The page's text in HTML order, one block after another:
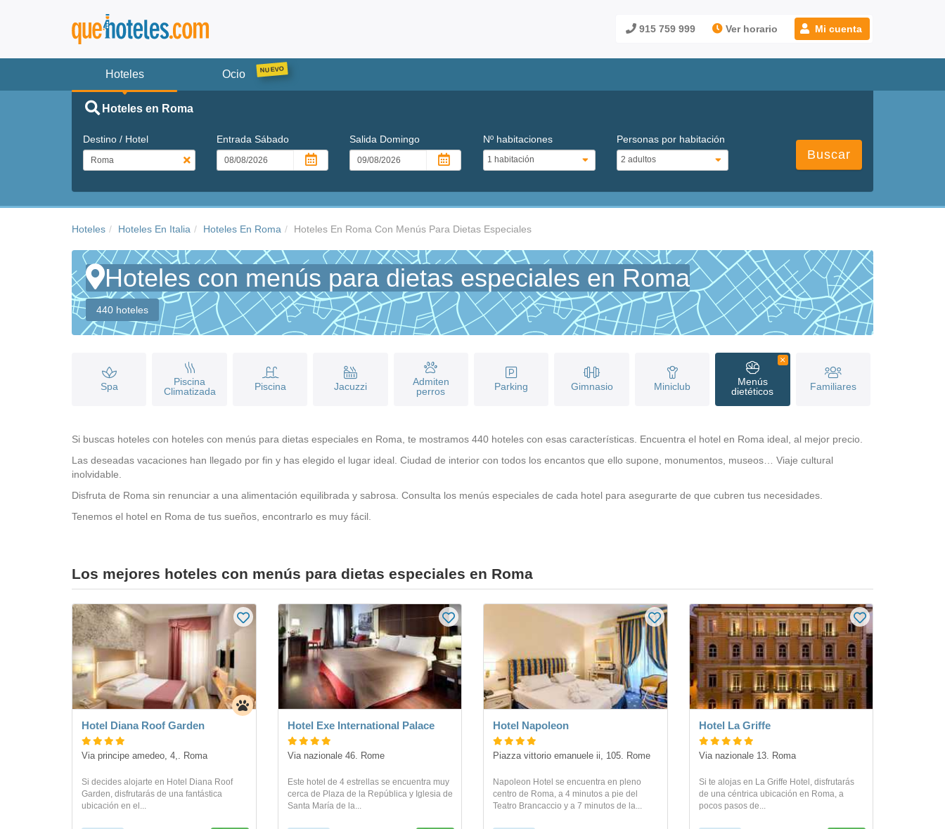
915 759 999 Ver horario Mi cuenta
Hoteles Ocio
Hoteles en Roma
Destino / Hotel Entrada Sábado Salida Domingo Nº habitaciones Personas por habitación
Buscar
Hoteles Hoteles En Italia Hoteles En Roma Hoteles En Roma Con Menús Para Dietas Especiales
Hoteles con menús para dietas especiales en Roma
440 hoteles
Spa
Piscina
Climatizada
Piscina Jacuzzi
Admiten
perros
Parking Gimnasio Miniclub
Menús
dietéticos
Familiares
Si buscas hoteles con hoteles con menús para dietas especiales en Roma, te mostramos 440 hoteles con esas características. Encuentra el hotel en Roma ideal, al mejor precio.
Las deseadas vacaciones han llegado por fin y has elegido el lugar ideal. Ciudad de interior con todos los encantos que ello supone, monumentos, museos… Viaje cultural
inolvidable.
Disfruta de Roma sin renunciar a una alimentación equilibrada y sabrosa. Consulta los menús especiales de cada hotel para asegurarte de que cubren tus necesidades.
Tenemos el hotel en Roma de tus sueños, encontrarlo es muy fácil.
Los mejores hoteles con menús para dietas especiales en Roma
Hotel Diana Roof Garden
Via principe amedeo, 4,. Roma
Si decides alojarte en Hotel Diana Roof
Garden, disfrutarás de una fantástica
ubicación en el...
Hotel Exe International Palace
Via nazionale 46. Rome
Este hotel de 4 estrellas se encuentra muy
cerca de Plaza de la República y Iglesia de
Santa María de la...
Hotel Napoleon
Piazza vittorio emanuele ii, 105. Rome
Napoleon Hotel se encuentra en pleno
centro de Roma, a 4 minutos a pie del
Teatro Brancaccio y a 7 minutos de la...
Hotel La Griffe
Via nazionale 13. Roma
Si te alojas en La Griffe Hotel, disfrutarás
de una céntrica ubicación en Roma, a
pocos pasos de...